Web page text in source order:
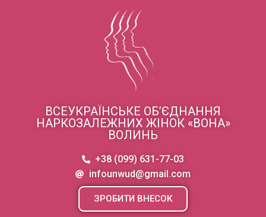
ВСЕУКРАЇНСЬКЕ ОБ’ЄДНАННЯ
НАРКОЗАЛЕЖНИХ ЖІНОК «ВОНА»
ВОЛИНЬ
+38 (099) 631-77-03
infounwud@gmail.com
ЗРОБИТИ ВНЕСОК